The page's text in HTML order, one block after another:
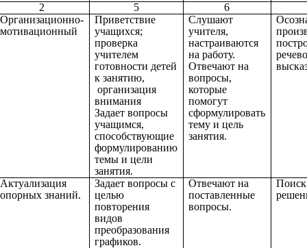
2
5
6
Организационно-
мотивационный
Приветствие
учащихся;
проверка
учителем
готовности детей
к занятию,
организация
внимания
Задает вопросы
учащимся,
способствующие
формулированию
темы и цели
занятия.
Слушают
учителя,
настраиваются
на работу.
Отвечают на
вопросы,
которые
помогут
сформулировать
тему и цель
занятия.
Актуализация
опорных знаний.
Задает вопросы с
целью
повторения
видов
преобразования
графиков.
Отвечают на
поставленные
вопросы.
Поиск